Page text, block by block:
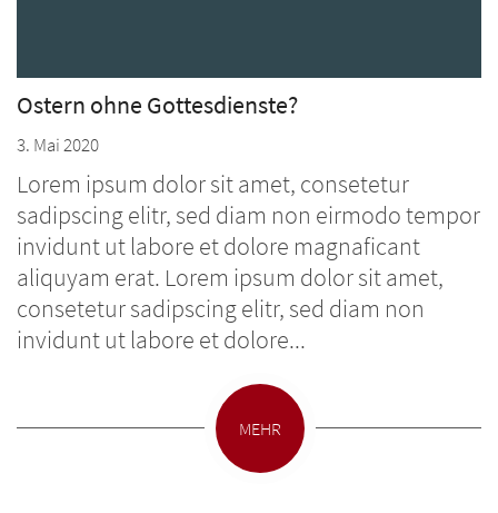
Ostern ohne Gottesdienste?
3. Mai 2020
Lorem ipsum dolor sit amet, consetetur
sadipscing elitr, sed diam non eirmodo tempor
invidunt ut labore et dolore magnaficant
aliquyam erat. Lorem ipsum dolor sit amet,
consetetur sadipscing elitr, sed diam non
invidunt ut labore et dolore...
MEHR